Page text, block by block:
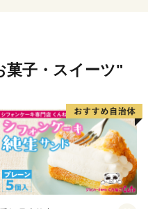
お礼」を目的に送付する
に送付することはできま
い。
NO. L657205
菓子・スイーツ"